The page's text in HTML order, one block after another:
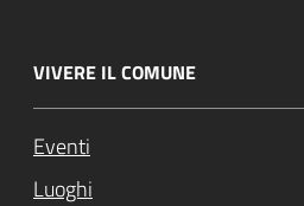
VIVERE IL COMUNE
Eventi
Luoghi